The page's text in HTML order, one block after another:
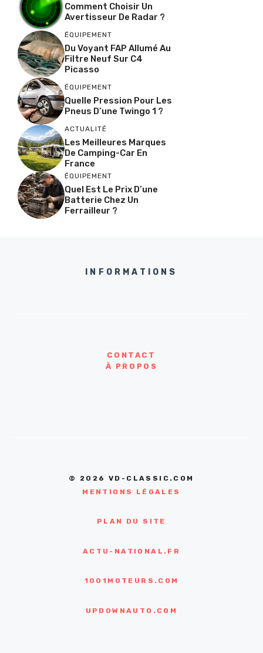
Comment Choisir Un
Avertisseur De Radar ?
ÉQUIPEMENT
Du Voyant FAP Allumé Au
Filtre Neuf Sur C4
Picasso
ÉQUIPEMENT
Quelle Pression Pour Les
Pneus D’une Twingo 1 ?
ACTUALITÉ
Les Meilleures Marques
De Camping-Car En
France
ÉQUIPEMENT
Quel Est Le Prix D’une
Batterie Chez Un
Ferrailleur ?
INFORMATIONS
CONTACT
À PROPOS
© 2026 VD-CLASSIC.COM
MENTIONS LÉGALES
PLAN DU SITE
ACTU-NATIONAL.FR
1001MOTEURS.COM
UPDOWNAUTO.COM